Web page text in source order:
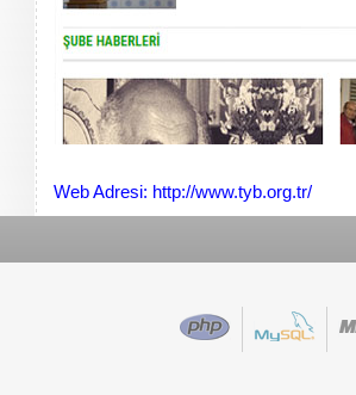
Web Adresi: http://www.tyb.org.tr/